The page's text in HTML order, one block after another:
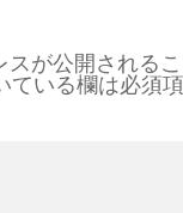
スが公開される
ている欄は必須